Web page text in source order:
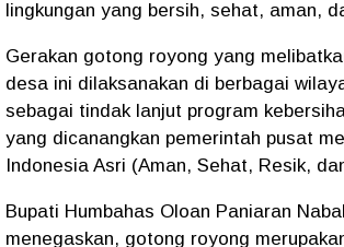
lingkungan yang bersih, sehat, aman,
Gerakan gotong royong yang
desa ini dilaksanakan di berbagai
sebagai tindak lanjut program
yang dicanangkan pemerintah pusat
Indonesia Asri (Aman, Sehat, Resik,
Bupati Humbahas Oloan Paniaran
menegaskan, gotong royong